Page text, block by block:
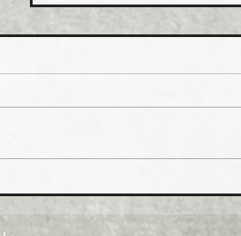
ミ新社長に七條智氏就任